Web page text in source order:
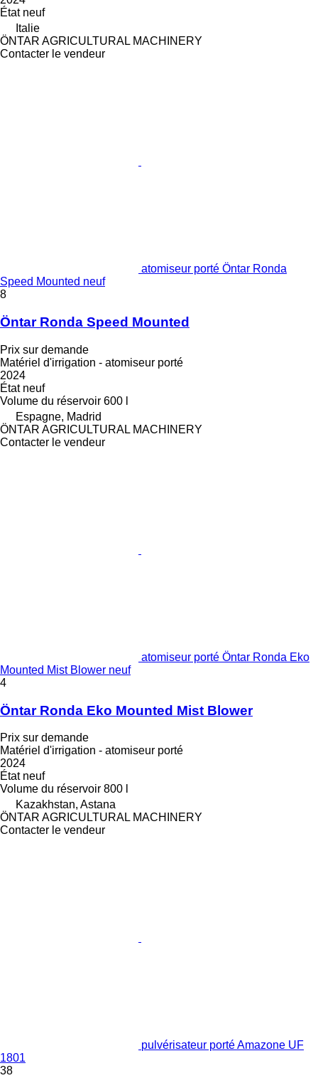
Étatneuf
Italie
ÖNTAR AGRICULTURAL MACHINERY
Contacter le vendeur
atomiseur porté Öntar Ronda
Speed ​​Mounted neuf
8
Öntar Ronda Speed ​​Mounted
Prix sur demande
Matériel d'irrigation - atomiseur porté
2024
Étatneuf
Volume du réservoir 600 l
Espagne, Madrid
ÖNTAR AGRICULTURAL MACHINERY
Contacter le vendeur
atomiseur porté Öntar Ronda Eko
Mounted Mist Blower neuf
4
Öntar Ronda Eko Mounted Mist Blower
Prix sur demande
Matériel d'irrigation - atomiseur porté
2024
Étatneuf
Volume du réservoir 800 l
Kazakhstan, Astana
ÖNTAR AGRICULTURAL MACHINERY
Contacter le vendeur
pulvérisateur porté Amazone UF
1801
38